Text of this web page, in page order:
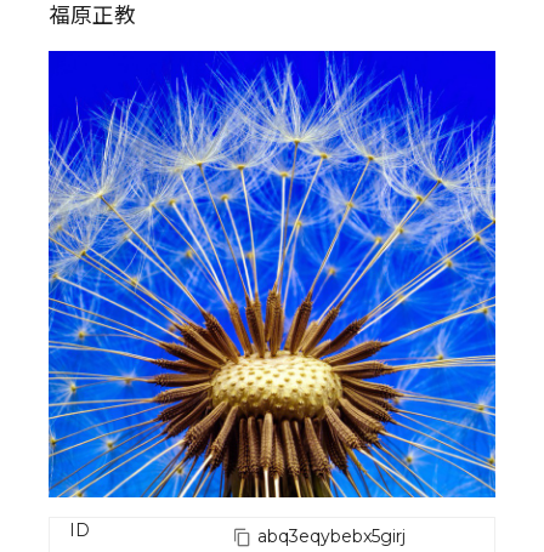
福原正教
ID
abq3eqybebx5girj